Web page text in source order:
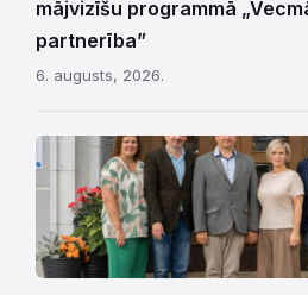
mājvizīšu programmā
partnerība”
6. augusts, 2026.